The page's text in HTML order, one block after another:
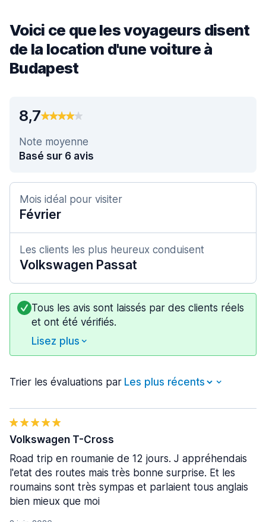
Voici ce que les voyageurs disent
de la location d'une voiture à
Budapest
8,7
Note moyenne
Basé sur 6 avis
Mois idéal pour visiter
Février
Les clients les plus heureux conduisent
Volkswagen Passat
Tous les avis sont laissés par des clients réels
et ont été vérifiés.
Lisez plus
Trier les évaluations par
Volkswagen T-Cross
Road trip en roumanie de 12 jours. J appréhendais
l'etat des routes mais très bonne surprise. Et les
roumains sont très sympas et parlaient tous anglais
bien mieux que moi